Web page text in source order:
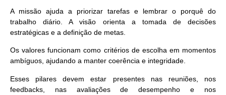
A missão ajuda a priorizar tarefas e lembrar o porquê do
trabalho diário. A visão orienta a tomada de decisões
estratégicas e a definição de metas.
Os valores funcionam como critérios de escolha em momentos
ambíguos, ajudando a manter coerência e integridade.
Esses pilares devem estar presentes nas reuniões, nos
feedbacks, nas avaliações de desempenho e nos